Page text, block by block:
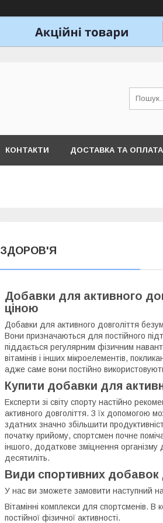
КОНТАКТИ ДОСТАВКА ТА ОПЛАТА
ЗДОРОВ'Я
Добавки для активного
ціною
Добавки для активного довголіття
Вони призначаються для постійного
піддається регулярним фізичним
вітамінів і інших мікроелементів,
адже саме вони постійно
Купити добавки для
Експерти зі світу спорту настійно
активного довголіття. З їх допомогою
здатних значно збільшити
початку прийому, спортсмен почне
іншого, додаткове зміцнення
десятиліть.
Види спортивних добавок
У нас ви зможете замовити наступний
Вітамінні комплекси для спортсменів.
постійної фізичної активності.